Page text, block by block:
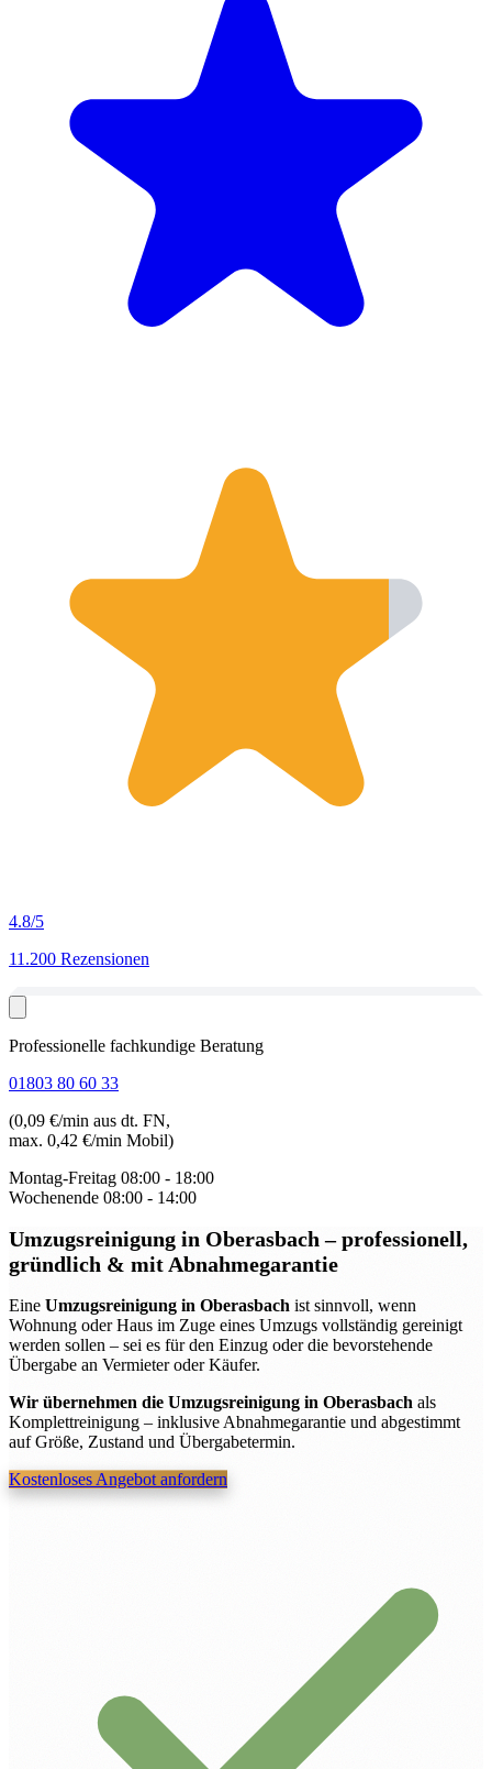
4.8/5
11.200 Rezensionen
Professionelle fachkundige Beratung
01803 80 60 33
(0,09 €/min aus dt. FN,
max. 0,42 €/min Mobil)
Montag-Freitag 08:00 - 18:00
Wochenende 08:00 - 14:00
Umzugsreinigung in Oberasbach– professionell,
gründlich & mit Abnahmegarantie
Eine Umzugsreinigung in Oberasbach ist sinnvoll, wenn
Wohnung oder Haus im Zuge eines Umzugs vollständig gereinigt
werden sollen – sei es für den Einzug oder die bevorstehende
Übergabe an Vermieter oder Käufer.
Wir übernehmen die Umzugsreinigung in Oberasbach als
Komplettreinigung – inklusive Abnahmegarantie und abgestimmt
auf Größe, Zustand und Übergabetermin.
Kostenloses Angebot anfordern